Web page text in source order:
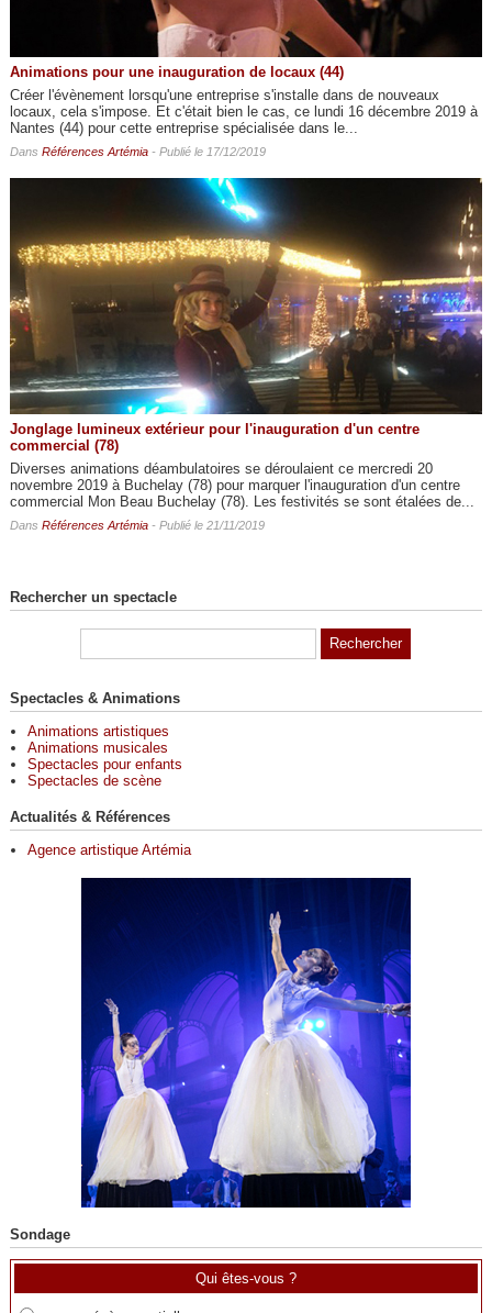
Animations pour une inauguration de locaux (44)
Créer l'évènement lorsqu'une entreprise s'installe dans de nouveaux
locaux, cela s'impose. Et c'était bien le cas, ce lundi 16 décembre 2019 à
Nantes (44) pour cette entreprise spécialisée dans le...
Dans Références Artémia- Publié le 17/12/2019
Jonglage lumineux extérieur pour l'inauguration d'un centre
commercial (78)
Diverses animations déambulatoires se déroulaient ce mercredi 20
novembre 2019 à Buchelay (78) pour marquer l'inauguration d'un centre
commercial Mon Beau Buchelay (78). Les festivités se sont étalées de...
Dans Références Artémia- Publié le 21/11/2019
Rechercher un spectacle
Spectacles & Animations
Animations artistiques
Animations musicales
Spectacles pour enfants
Spectacles de scène
Actualités & Références
Agence artistique Artémia
Sondage
Qui êtes-vous ?